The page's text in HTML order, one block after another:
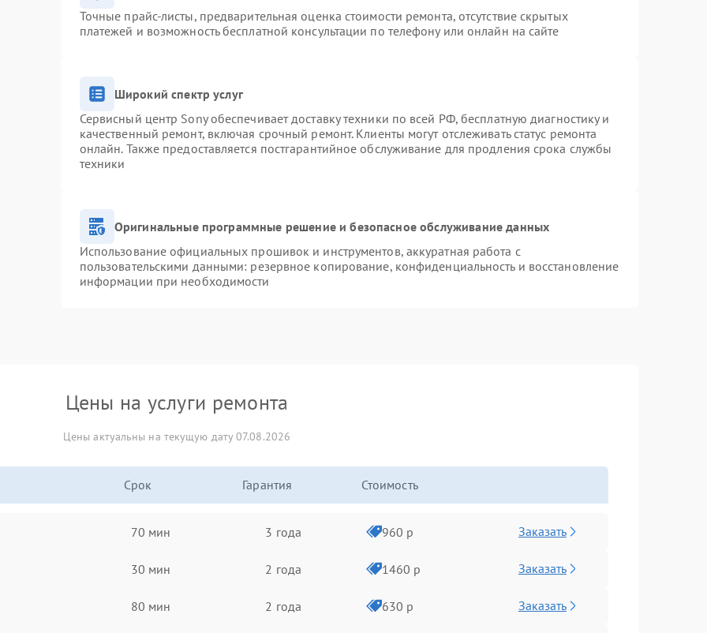
Точные прайс-листы, предварительная оценка стоимости ремонта, отсутствие скрытых
платежей и возможность бесплатной консультации по телефону или онлайн на сайте
Широкий спектр услуг
Сервисный центр Sony обеспечивает доставку техники по всей РФ, бесплатную диагностику и
качественный ремонт, включая срочный ремонт. Клиенты могут отслеживать статус ремонта
онлайн. Также предоставляется постгарантийное обслуживание для продления срока службы
техники
Оригинальные программные решение и безопасное обслуживание данных
Использование официальных прошивок и инструментов, аккуратная работа с
пользовательскими данными: резервное копирование, конфиденциальность и восстановление
информации при необходимости
Цены на услуги ремонта
Цены актуальны на текущую дату 07.08.2026
Срок Гарантия Стоимость
70 мин 3 года 960 р Заказать
30 мин 2 года 1460 р Заказать
80 мин 2 года 630 р Заказать